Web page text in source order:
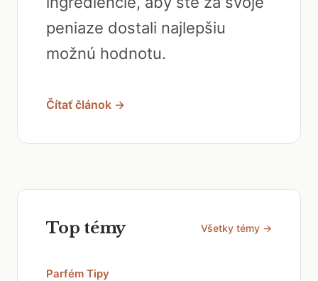
peniaze dostali najlepšiu
možnú hodnotu.
Čítať článok →
Top témy Všetky témy →
Parfém Tipy